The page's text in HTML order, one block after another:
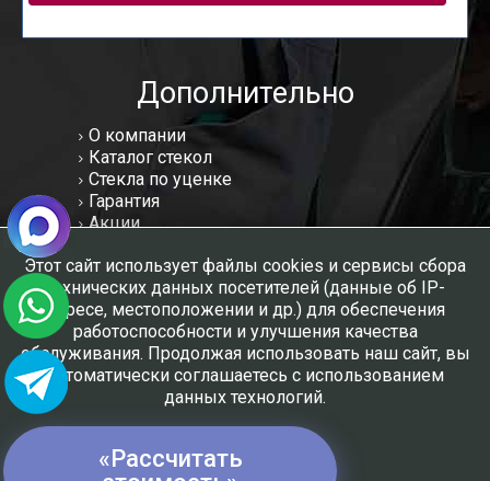
Дополнительно
О компании
Каталог стекол
Стекла по уценке
Гарантия
Акции
Отзывы
Вакансии
Контакты
Мы в соцсетях:
Создание и продвижение сайтов - РНТК-Империя
«Рассчитать
Этот сайт использует файлы cookies и сервисы сбора
технических данных посетителей (данные об IP-
адресе, местоположении и др.) для обеспечения
работоспособности и улучшения качества
обслуживания. Продолжая использовать наш сайт, вы
автоматически соглашаетесь с использованием
данных технологий.
ПОНЯТНО